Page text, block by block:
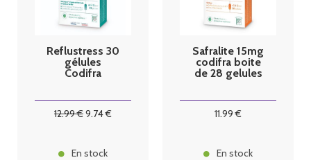
Reflustress 30
gélules
Codifra
12.99€9.74€
En stock
Safralite 15mg
codifra boite
de 28 gelules
11.99 €
En stock